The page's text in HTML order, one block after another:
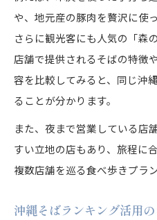
や、地元産の豚肉を贅沢に使
さらに観光客にも人気の「森
店舗で提供されるそばの特徴
容を比較してみると、同じ沖
ることが分かります。
また、夜まで営業している店
すい立地の店もあり、旅程に
複数店舗を巡る食べ歩きプラ
沖縄そばランキング活用